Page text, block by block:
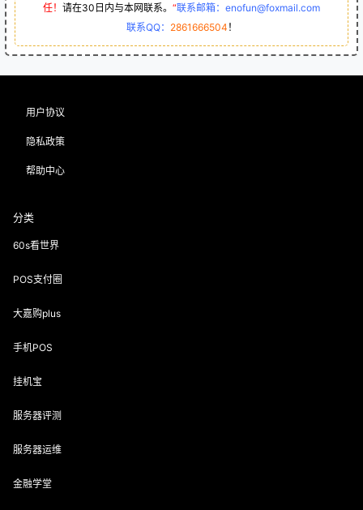
任！ 请在30日内与本网联系。 “联系邮箱：enofun@foxmail.com
联系QQ： 2861666504 ！
用户协议
隐私政策
帮助中心
分类
60s看世界
POS支付圈
大嘉购plus
手机POS
挂机宝
服务器评测
服务器运维
金融学堂